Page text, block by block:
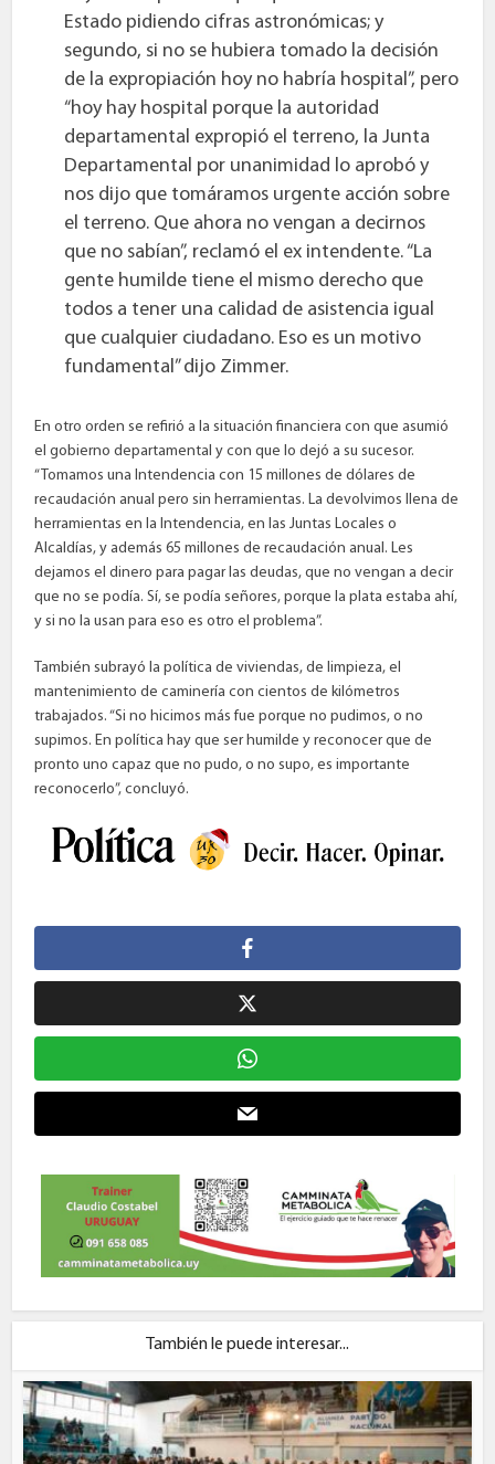
Estado pidiendo cifras astronómicas; y
segundo, si no se hubiera tomado la decisión
de la expropiación hoy no habría hospital”, pero
“hoy hay hospital porque la autoridad
departamental expropió el terreno, la Junta
Departamental por unanimidad lo aprobó y
nos dijo que tomáramos urgente acción sobre
el terreno. Que ahora no vengan a decirnos
que no sabían”, reclamó el ex intendente. “La
gente humilde tiene el mismo derecho que
todos a tener una calidad de asistencia igual
que cualquier ciudadano. Eso es un motivo
fundamental” dijo Zimmer.
En otro orden se refirió a la situación financiera con que asumió
el gobierno departamental y con que lo dejó a su sucesor.
“Tomamos una Intendencia con 15 millones de dólares de
recaudación anual pero sin herramientas. La devolvimos llena de
herramientas en la Intendencia, en las Juntas Locales o
Alcaldías, y además 65 millones de recaudación anual. Les
dejamos el dinero para pagar las deudas, que no vengan a decir
que no se podía. Sí, se podía señores, porque la plata estaba ahí,
y si no la usan para eso es otro el problema”.
También subrayó la política de viviendas, de limpieza, el
mantenimiento de caminería con cientos de kilómetros
trabajados. “Si no hicimos más fue porque no pudimos, o no
supimos. En política hay que ser humilde y reconocer que de
pronto uno capaz que no pudo, o no supo, es importante
reconocerlo”, concluyó.
También le puede interesar...